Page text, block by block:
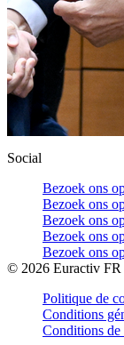
Social
Bezoek ons
Bezoek ons
Bezoek ons
Bezoek ons
Bezoek ons
© 2026 Euractiv FR
Politique de
Conditions
Conditions de